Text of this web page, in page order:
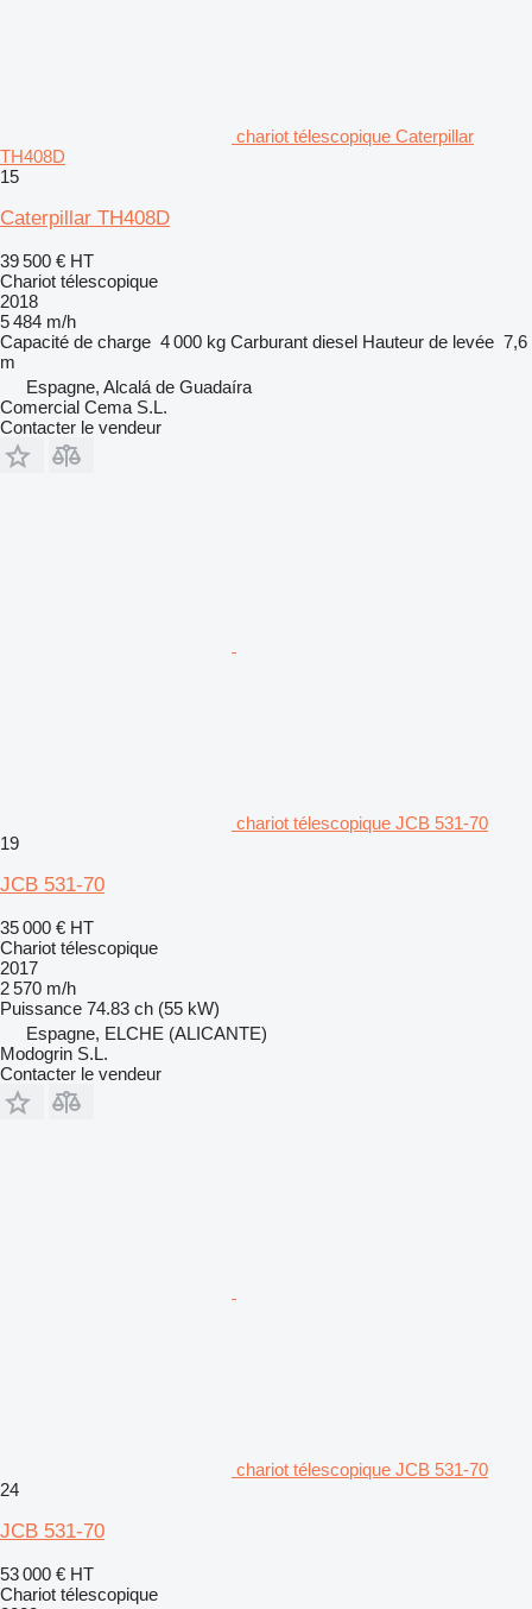
chariot télescopique Caterpillar
TH408D
15
Caterpillar TH408D
39 500 € HT
Chariot télescopique
2018
5 484 m/h
Capacité de charge 4 000 kg Carburant diesel Hauteur de levée 7,6
m
Espagne, Alcalá de Guadaíra
Comercial Cema S.L.
Contacter le vendeur
chariot télescopique JCB 531-70
19
JCB 531-70
35 000 € HT
Chariot télescopique
2017
2 570 m/h
Puissance 74.83 ch (55 kW)
Espagne, ELCHE (ALICANTE)
Modogrin S.L.
Contacter le vendeur
chariot télescopique JCB 531-70
24
JCB 531-70
53 000 € HT
Chariot télescopique